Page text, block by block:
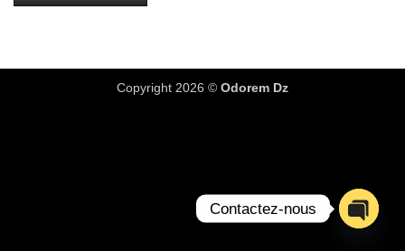
Copyright 2026 © Odorem Dz
Contactez-nous